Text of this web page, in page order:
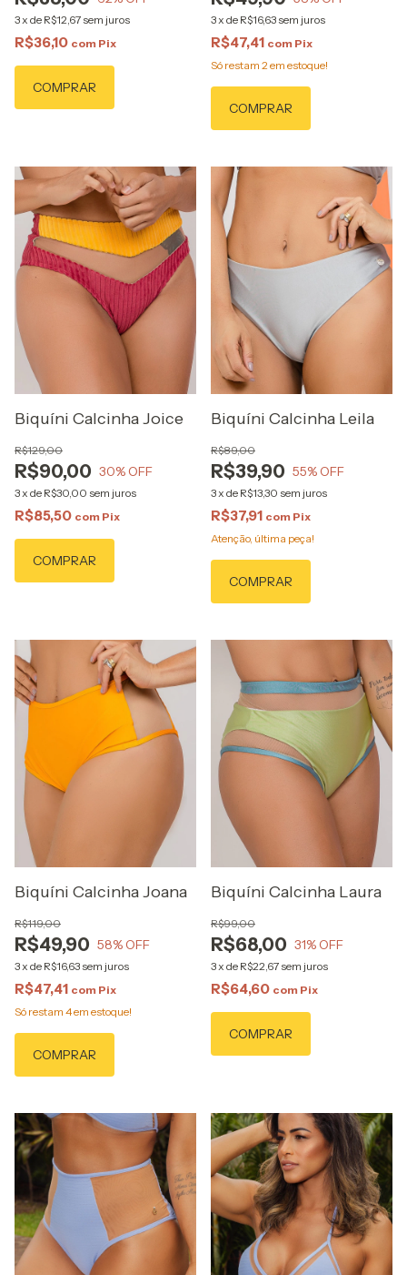
3 x de R$12,67 sem juros
R$36,10 com Pix
COMPRAR
3 x de R$16,63 sem juros
R$47,41 com Pix
Só restam 2 em estoque!
COMPRAR
Biquíni Calcinha Joice
R$90,00
R$129,00
30% OFF
3 x de R$30,00 sem juros
R$85,50 com Pix
COMPRAR
Biquíni Calcinha Leila
R$39,90
R$89,00
55% OFF
3 x de R$13,30 sem juros
R$37,91 com Pix
Atenção, última peça!
COMPRAR
Biquíni Calcinha Joana
R$49,90
R$119,00
58% OFF
3 x de R$16,63 sem juros
R$47,41 com Pix
Só restam 4em estoque!
COMPRAR
Biquíni Calcinha Laura
R$68,00
R$99,00
31% OFF
3 x de R$22,67 sem juros
R$64,60 com Pix
COMPRAR